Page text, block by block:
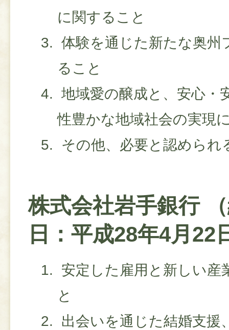
に関すること
体験を通じた新たな奥州
ること
地域愛の醸成と、安心・
性豊かな地域社会の実現
その他、必要と認められ
株式会社岩手銀行
日：平成28年4月22
安定した雇用と新しい産
と
出会いを通じた結婚支援